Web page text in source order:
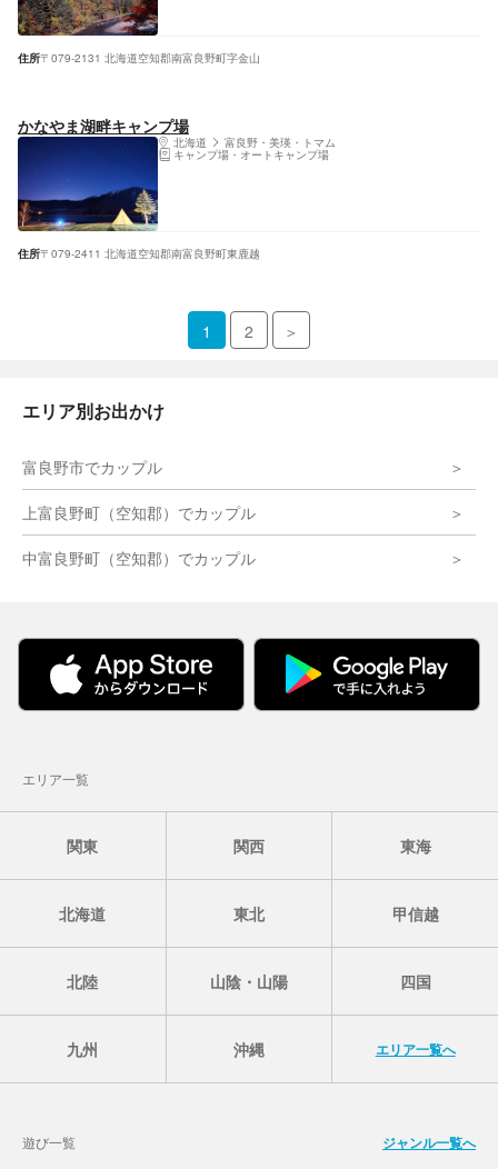
住所〒079-2131 北海道空知郡南富良野町字金山
かなやま湖畔キャンプ場
北海道 富良野・美瑛・トマム
キャンプ場・オートキャンプ場
住所〒079-2411 北海道空知郡南富良野町東鹿越
1 2 ＞
エリア別お出かけ
富良野市でカップル
上富良野町（空知郡）でカップル
中富良野町（空知郡）でカップル
エリア一覧
関東 関西 東海
北海道 東北 甲信越
北陸 山陰・山陽 四国
九州 沖縄 エリア一覧へ
遊び一覧 ジャンル一覧へ